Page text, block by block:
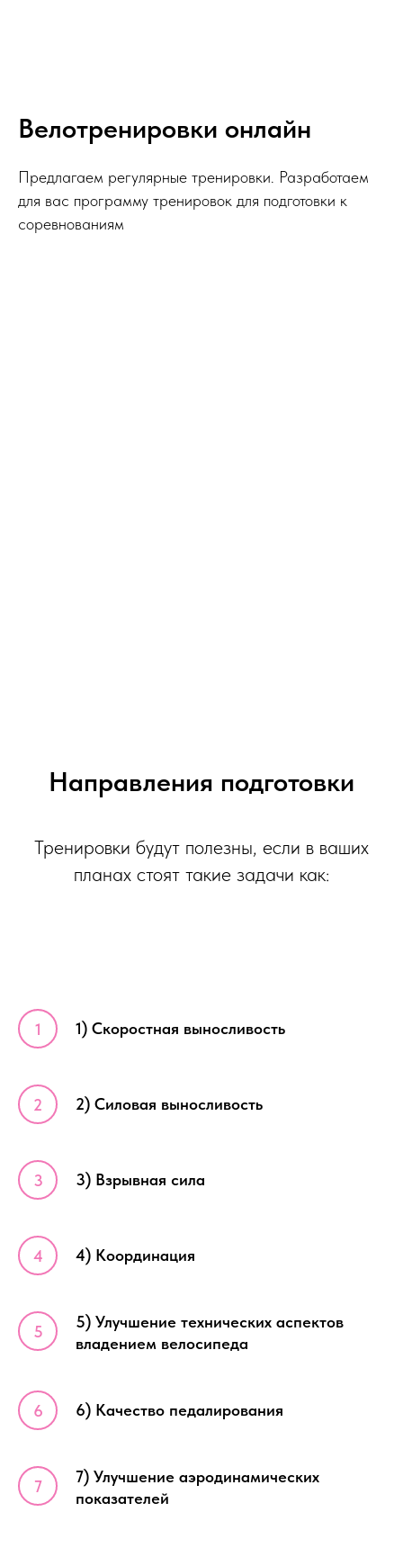
Велотренировки онлайн
Предлагаем регулярные тренировки. Разработаем
для вас программу тренировок для подготовки к
соревнованиям
Направления подготовки
Тренировки будут полезны, если в ваших
планах стоят такие задачи как:
1) Скоростная выносливость
2) Силовая выносливость
3) Взрывная сила
4) Координация
5) Улучшение технических аспектов
владением велосипеда
6) Качество педалирования
7) Улучшение аэродинамических
показателей